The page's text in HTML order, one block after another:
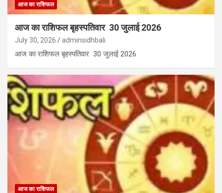
आज का राशिफल
आज का राशिफल बृहस्पतिवार 30 जुलाई 2026
July 30, 2026 adminsidhbali
आज का राशिफल बृहस्पतिवार 30 जुलाई 2026
आज का राशिफल